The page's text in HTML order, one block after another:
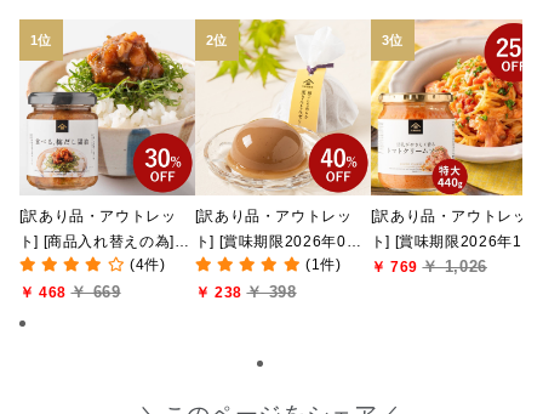
[訳あり品・アウトレッ
ト] [商品入れ替えの為]食
べる、梅だし醤油
140g【紀州南高梅 使
用】
(4件)
￥ 468 ￥ 669
[訳あり品・アウトレッ
ト] [賞味期限2026年09
月09日]絹ごしなめら
か 栗きんとんゼリー
(1件)
￥ 238 ￥ 398
[訳あり品・アウトレッ
ト] [賞味期限2026年10
月02日]豆乳がやさしく
￥ 769 ￥ 1,026